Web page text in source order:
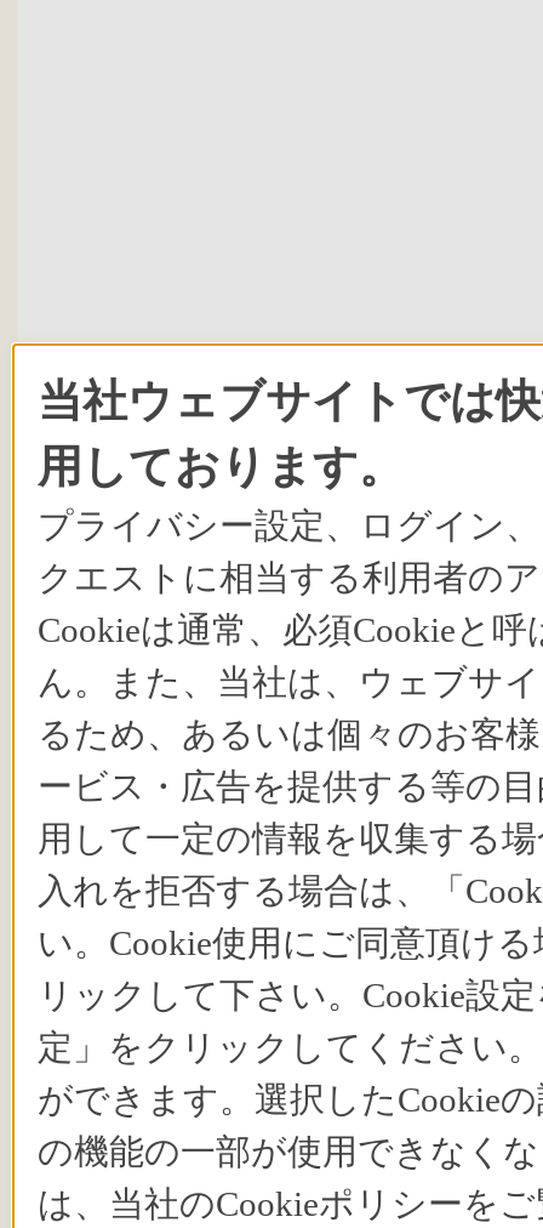
当社ウェブサイトでは
用しております。
プライバシー設定、ログイン
クエストに相当する利用者の
Cookieは通常、必須Cookieと
ん。また、当社は、ウェブサ
るため、あるいは個々のお客
ービス・広告を提供する等の
用して一定の情報を収集する
入れを拒否する場合は、「
い。Cookie使用にご同意頂け
リックして下さい。Cookie設
定」をクリックしてください
ができます。選択したCookie
の機能の一部が使用できなく
は、当社のCookieポリシーを